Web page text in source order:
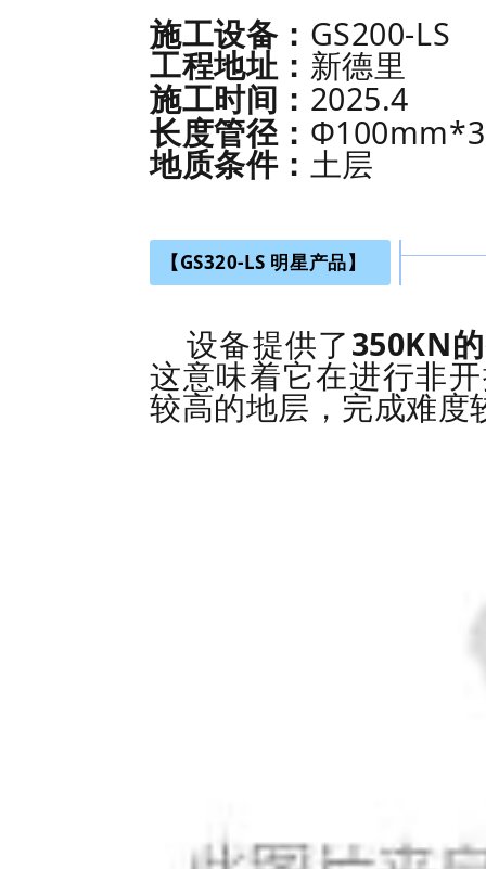
施工设备： GS200-LS
工程地址： 新德里
施工时间： 2025.4
长度管径：
地质条件： 土层
【GS320-LS 明星产品】
设备提供了 350KN
这意味着它在进行非
较高的地层，完成难度